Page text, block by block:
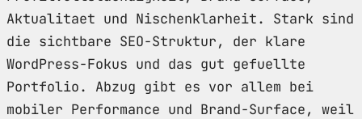
Aktualitaet und Nischenklarheit. Stark sind
die sichtbare SEO-Struktur, der klare
WordPress-Fokus und das gut gefuellte
Portfolio. Abzug gibt es vor allem bei
mobiler Performance und Brand-Surface, weil